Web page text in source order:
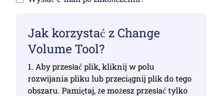
Jak korzystać z Change
Volume Tool?
1. Aby przesłać plik, kliknij w polu
rozwijania pliku lub przeciągnij plik do tego
obszaru. Pamiętaj, że możesz przesłać tylko